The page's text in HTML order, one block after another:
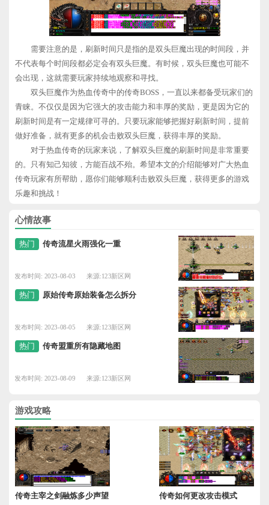
需要注意的是，刷新时间只是指的是双头巨魔出现的时间段，并
不代表每个时间段都必定会有双头巨魔。有时候，双头巨魔也可能不
会出现，这就需要玩家持续地观察和寻找。
双头巨魔作为热血传奇中的传奇BOSS，一直以来都备受玩家们的
青睐。不仅仅是因为它强大的攻击能力和丰厚的奖励，更是因为它的
刷新时间是有一定规律可寻的。只要玩家能够把握好刷新时间，提前
做好准备，就有更多的机会击败双头巨魔，获得丰厚的奖励。
对于热血传奇的玩家来说，了解双头巨魔的刷新时间是非常重要
的。只有知己知彼，方能百战不殆。希望本文的介绍能够对广大热血
传奇玩家有所帮助，愿你们能够顺利击败双头巨魔，获得更多的游戏
乐趣和挑战！
心情故事
传奇流星火雨强化一重
发布时间: 2023-08-03 来源:123新区网
热门
原始传奇原始装备怎么拆分
发布时间: 2023-08-05 来源:123新区网
热门
传奇盟重所有隐藏地图
发布时间: 2023-08-09 来源:123新区网
热门
游戏攻略
传奇主宰之剑融炼多少声望 传奇如何更改攻击模式